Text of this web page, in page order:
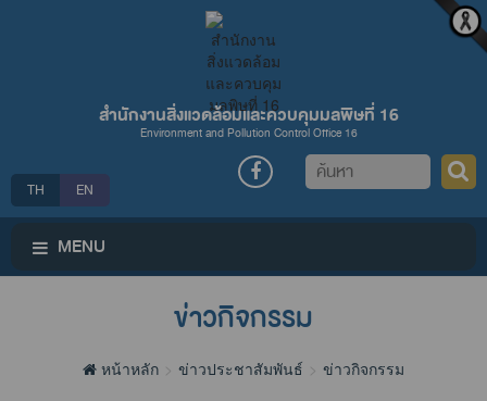
สำนักงานสิ่งแวดล้อมและควบคุมมลพิษที่ 16
Environment and Pollution Control Office 16
TH EN
ค้นหา
MENU
ข่าวกิจกรรม
หน้าหลัก ข่าวประชาสัมพันธ์ ข่าวกิจกรรม